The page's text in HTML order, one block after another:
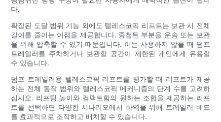
다.
확장된 도달 범위 기능 외에도 텔레스코픽 리프트는 보관 시 전체
길이를 줄이는 이점을 제공합니다. 중첩된 부분을 운송 또는 보관
을 위해 압축할 수 있기 때문입니다. 이는 사용하지 않을 때 덤프
트레일러를 주차하거나 보관할 공간이 제한된 개인에게 유용할
수 있습니다.
덤프 트레일러용 텔레스코픽 리프트를 평가할 때 리프트가 제공
하는 전체 동작 범위와 텔레스코픽 메커니즘의 단계 수를 고려하
십시오. 리프팅 높이와 컴팩트함의 원하는 조합을 제공하는 리프
트를 선택하면 다양한 시나리오에서 하역을 위해 트레일러 베드
를 효과적으로 조작하고 배치할 수 있습니다.